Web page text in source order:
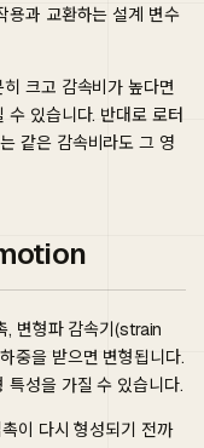
용과 교환하는 설계 변수
크고 감속비가 높다면
수 있습니다. 반대로 로터
같은 감속비라도 그 영
, 변형파 감속기(strain
중을 받으면 변형됩니다.
특성을 가질 수 있습니다.
이 다시 형성되기 전까